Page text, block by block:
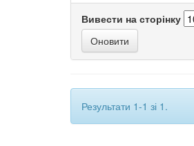
Вивести на сторінку
Результати 1-1 зі 1.